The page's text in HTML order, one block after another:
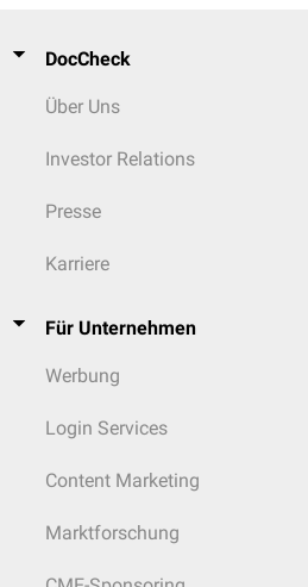
DocCheck
Über Uns
Investor Relations
Presse
Karriere
Für Unternehmen
Werbung
Login Services
Content Marketing
Marktforschung